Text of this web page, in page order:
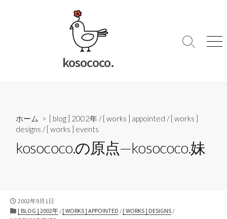
ス
kosococo.
検
メ
ホーム > [ blog ] 2002年 / [ works ] appointed / [ works ]
designs / [ works ] events
kosococo.の原点—kosococo.妹
公
開
2002年9月1日
カ
[ BLOG ] 2002年 / [ WORKS ] APPOINTED / [ WORKS ] DESIGNS /